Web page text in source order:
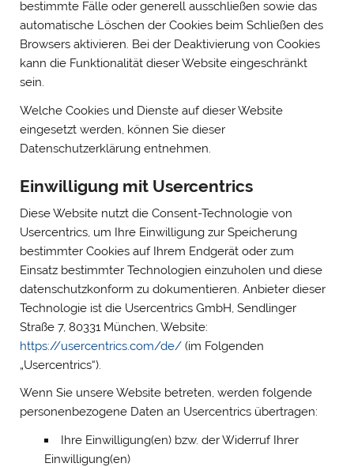
bestimmte Fälle oder generell ausschließen sowie das
automatische Löschen der Cookies beim Schließen des
Browsers aktivieren. Bei der Deaktivierung von Cookies
kann die Funktionalität dieser Website eingeschränkt
sein.
Welche Cookies und Dienste auf dieser Website
eingesetzt werden, können Sie dieser
Datenschutzerklärung entnehmen.
Einwilligung mit Usercentrics
Diese Website nutzt die Consent-Technologie von
Usercentrics, um Ihre Einwilligung zur Speicherung
bestimmter Cookies auf Ihrem Endgerät oder zum
Einsatz bestimmter Technologien einzuholen und diese
datenschutzkonform zu dokumentieren. Anbieter dieser
Technologie ist die Usercentrics GmbH, Sendlinger
Straße 7, 80331 München, Website:
https://usercentrics.com/de/ (im Folgenden
„Usercentrics“).
Wenn Sie unsere Website betreten, werden folgende
personenbezogene Daten an Usercentrics übertragen:
Ihre Einwilligung(en) bzw. der Widerruf Ihrer
Einwilligung(en)